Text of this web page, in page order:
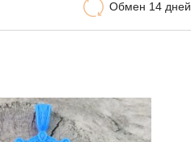
Обмен 14 дней